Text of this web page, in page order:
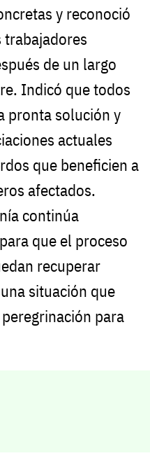
y reconoció
trabajadores
de un largo
Indicó que todos
pronta solución y
actuales
que beneficien a
afectados.
continúa
que el proceso
recuperar
situación que
para